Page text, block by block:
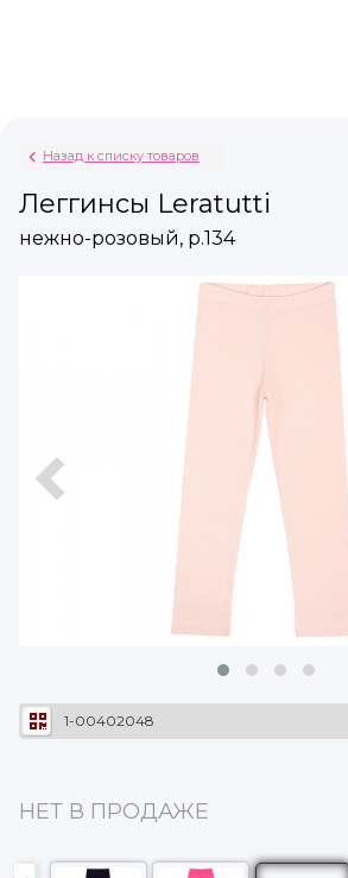
Назад к списку товаров
Леггинсы Leratutti
нежно-розовый, р.134
1-00402048
НЕТ В ПРОДАЖЕ